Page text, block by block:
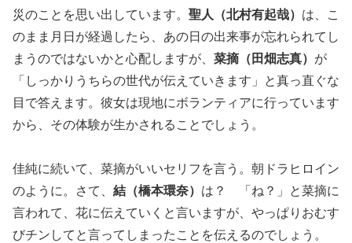
災のことを思い出しています。 聖人（北村有起哉） は、こ
のまま月日が経過したら、あの日の出来事が忘れられてし
まうのではないかと心配しますが、 菜摘（田畑志真） が
「しっかりうちらの世代が伝えていきます」と真っ直ぐな
目で答えます。彼女は現地にボランティアに行っています
から、その体験が生かされることでしょう。
佳純に続いて、菜摘がいいセリフを言う。朝ドラヒロイン
のように。さて、 結（橋本環奈） は？ 「ね？」と菜摘に
言われて、花に伝えていくと言いますが、やっぱりおむす
びチンしてと言ってしまったことを伝えるのでしょう。